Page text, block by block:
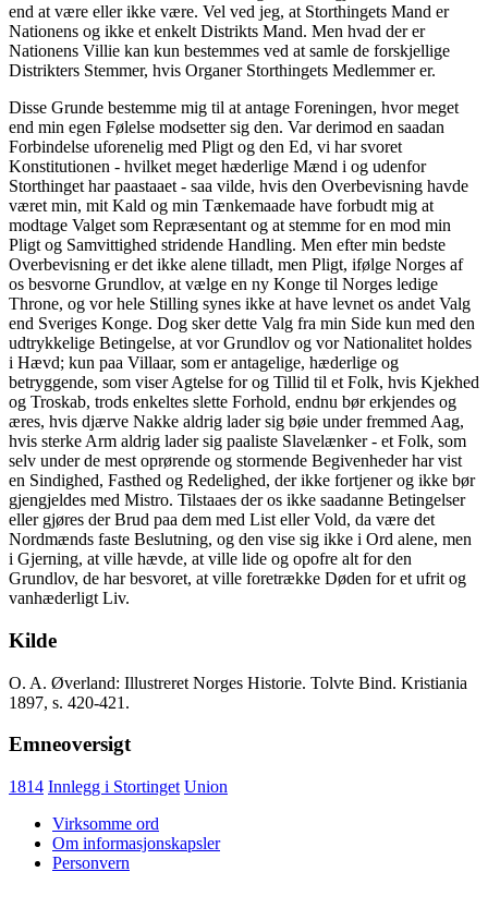
end at være eller ikke være. Vel ved jeg, at Storthingets Mand er
Nationens og ikke et enkelt Distrikts Mand. Men hvad der er
Nationens Villie kan kun bestemmes ved at samle de forskjellige
Distrikters Stemmer, hvis Organer Storthingets Medlemmer er.
Disse Grunde bestemme mig til at antage Foreningen, hvor meget
end min egen Følelse modsetter sig den. Var derimod en saadan
Forbindelse uforenelig med Pligt og den Ed, vi har svoret
Konstitutionen - hvilket meget hæderlige Mænd i og udenfor
Storthinget har paastaaet - saa vilde, hvis den Overbevisning havde
været min, mit Kald og min Tænkemaade have forbudt mig at
modtage Valget som Repræsentant og at stemme for en mod min
Pligt og Samvittighed stridende Handling. Men efter min bedste
Overbevisning er det ikke alene tilladt, men Pligt, ifølge Norges af
os besvorne Grundlov, at vælge en ny Konge til Norges ledige
Throne, og vor hele Stilling synes ikke at have levnet os andet Valg
end Sveriges Konge. Dog sker dette Valg fra min Side kun med den
udtrykkelige Betingelse, at vor Grundlov og vor Nationalitet holdes
i Hævd; kun paa Villaar, som er antagelige, hæderlige og
betryggende, som viser Agtelse for og Tillid til et Folk, hvis Kjekhed
og Troskab, trods enkeltes slette Forhold, endnu bør erkjendes og
æres, hvis djærve Nakke aldrig lader sig bøie under fremmed Aag,
hvis sterke Arm aldrig lader sig paaliste Slavelænker - et Folk, som
selv under de mest oprørende og stormende Begivenheder har vist
en Sindighed, Fasthed og Redelighed, der ikke fortjener og ikke bør
gjengjeldes med Mistro. Tilstaaes der os ikke saadanne Betingelser
eller gjøres der Brud paa dem med List eller Vold, da være det
Nordmænds faste Beslutning, og den vise sig ikke i Ord alene, men
i Gjerning, at ville hævde, at ville lide og opofre alt for den
Grundlov, de har besvoret, at ville foretrække Døden for et ufrit og
vanhæderligt Liv.
Kilde
O. A. Øverland: Illustreret Norges Historie. Tolvte Bind. Kristiania
1897, s. 420-421.
Emneoversigt
1814 Innlegg i Stortinget Union
Virksomme ord
Om informasjonskapsler
Personvern